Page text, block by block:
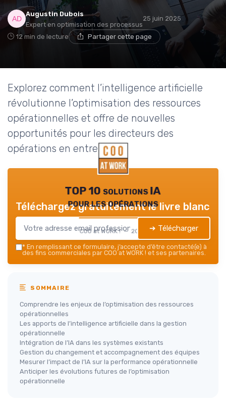
Augustin Dubois
Expert en optimisation des processus
25 juin 2025
12 min de lecture Partager cette page
Explorez comment l’intelligence artificielle
révolutionne l’optimisation des ressources
opérationnelles et offre de nouvelles
opportunités pour les directeurs des
opérations en entreprise.
TOP 10 solutions IA
pour les opérations
COO at WORK ! — 2026
Téléchargez gratuitement le livre blanc
➔ Télécharger
* En remplissant ce formulaire, j’accepte d’être contacté(e) à
des fins commerciales par COO at WORK ! et ses partenaires.
SOMMAIRE
Comprendre les enjeux de l’optimisation des ressources
opérationnelles
Les apports de l’intelligence artificielle dans la gestion
opérationnelle
Intégration de l’IA dans les systèmes existants
Gestion du changement et accompagnement des équipes
Mesurer l’impact de l’IA sur la performance opérationnelle
Anticiper les évolutions futures de l’optimisation
opérationnelle